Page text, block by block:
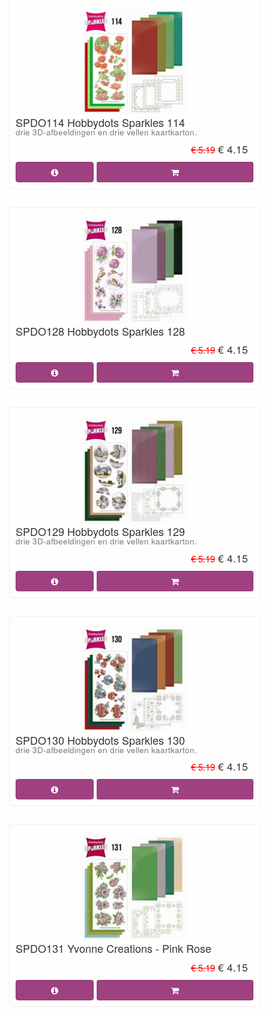
SPDO114 Hobbydots Sparkles 114
drie 3D-afbeeldingen en drie vellen kaartkarton.
€ 5.19 € 4.15
SPDO128 Hobbydots Sparkles 128
€ 5.19 € 4.15
SPDO129 Hobbydots Sparkles 129
drie 3D-afbeeldingen en drie vellen kaartkarton.
€ 5.19 € 4.15
SPDO130 Hobbydots Sparkles 130
drie 3D-afbeeldingen en drie vellen kaartkarton.
€ 5.19 € 4.15
SPDO131 Yvonne Creations - Pink Rose
€ 5.19 € 4.15